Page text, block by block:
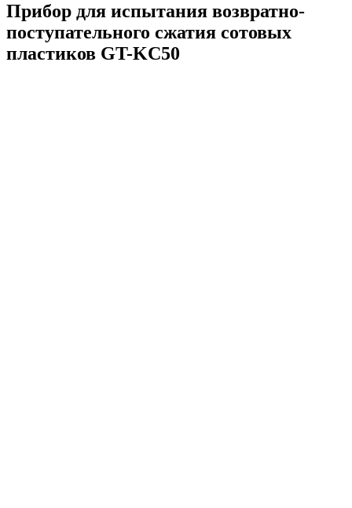
Прибор для испытания возвратно-
поступательного сжатия сотовых
пластиков GT-KC50